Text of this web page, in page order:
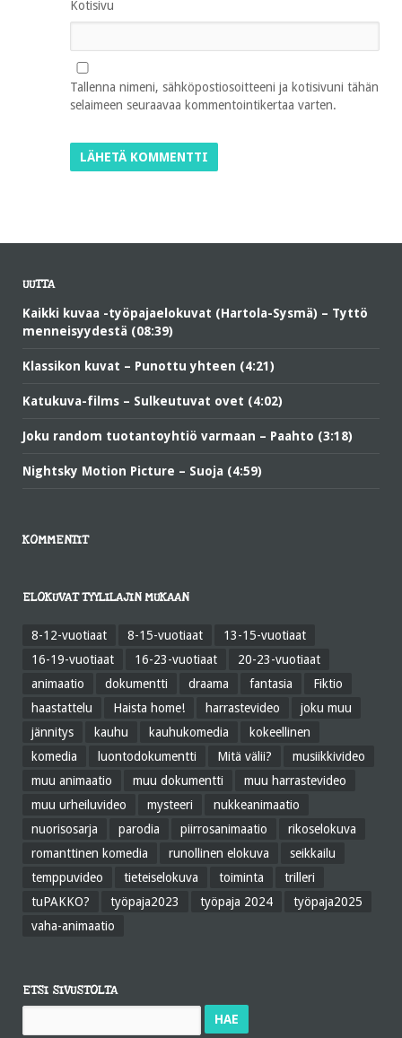
Kotisivu
Tallenna nimeni, sähköpostiosoitteeni ja kotisivuni tähän
selaimeen seuraavaa kommentointikertaa varten.
UUTTA
Kaikki kuvaa -työpajaelokuvat (Hartola-Sysmä) – Tyttö
menneisyydestä (08:39)
Klassikon kuvat – Punottu yhteen (4:21)
Katukuva-films – Sulkeutuvat ovet (4:02)
Joku random tuotantoyhtiö varmaan – Paahto (3:18)
Nightsky Motion Picture – Suoja (4:59)
KOMMENTIT
ELOKUVAT TYYLILAJIN MUKAAN
8-12-vuotiaat 8-15-vuotiaat
13-15-vuotiaat
16-19-vuotiaat
16-23-vuotiaat
20-23-vuotiaat
animaatio
dokumentti draama fantasia
Fiktio
haastattelu
Haista home! harrastevideo
joku muu
jännitys
kauhu kauhukomedia
kokeellinen
komedia
luontodokumentti Mitä välii?
musiikkivideo
muu animaatio
muu dokumentti
muu harrastevideo
muu urheiluvideo
mysteeri
nukkeanimaatio
nuorisosarja
parodia piirrosanimaatio
rikoselokuva
romanttinen komedia
runollinen elokuva
seikkailu
temppuvideo
tieteiselokuva toiminta
trilleri
tuPAKKO?
työpaja2023 työpaja 2024
työpaja2025
vaha-animaatio
ETSI SIVUSTOLTA